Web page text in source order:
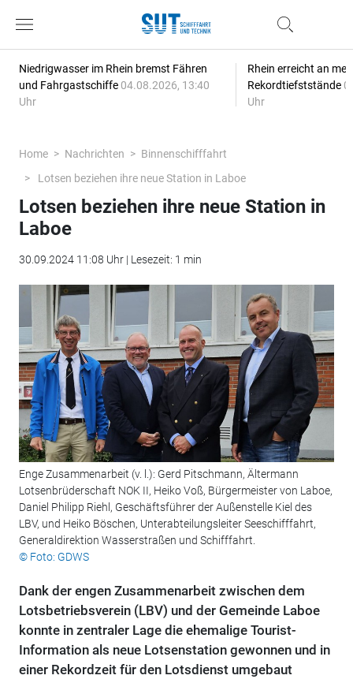
Niedrigwasser im Rhein bremst Fähren
und Fahrgastschiffe 04.08.2026, 13:40
Uhr
Rhein erreicht an
Rekordtiefststände
Uhr
Home Nachrichten
Binnenschifffahrt
Lotsen beziehen ihre neue Station in Laboe
Lotsen beziehen ihre neue Station in
Laboe
30.09.2024 11:08 Uhr | Lesezeit: 1 min
Enge Zusammenarbeit (v. l.): Gerd Pitschmann, Ältermann
Lotsenbrüderschaft NOK II, Heiko Voß, Bürgermeister von Laboe,
Daniel Philipp Riehl, Geschäftsführer der Außenstelle Kiel des
LBV, und Heiko Böschen, Unterabteilungsleiter Seeschifffahrt,
Generaldirektion Wasserstraßen und Schifffahrt.
© Foto: GDWS
Dank der engen Zusammenarbeit zwischen dem
Lotsbetriebsverein (LBV) und der Gemeinde Laboe
konnte in zentraler Lage die ehemalige Tourist-
Information als neue Lotsenstation gewonnen und in
einer Rekordzeit für den Lotsdienst umgebaut